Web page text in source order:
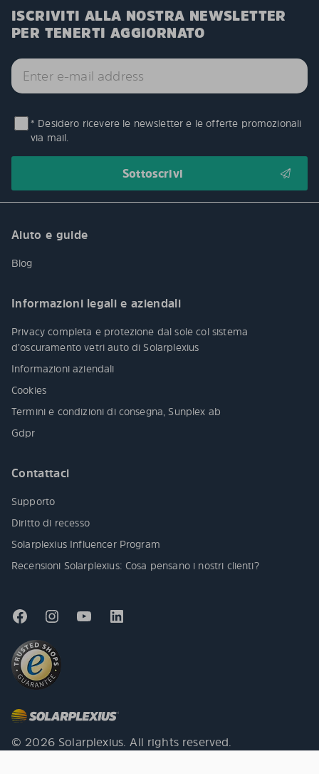
ISCRIVITI ALLA NOSTRA NEWSLETTER
PER TENERTI AGGIORNATO
* Desidero ricevere le newsletter e le offerte promozionali
via mail.
Aiuto e guide
Blog
Informazioni legali e aziendali
Privacy completa e protezione dal sole col sistema
d’oscuramento vetri auto di Solarplexius
Informazioni aziendali
Cookies
Termini e condizioni di consegna, Sunplex ab
Gdpr
Contattaci
Supporto
Diritto di recesso
Solarplexius Influencer Program
Recensioni Solarplexius: Cosa pensano i nostri clienti?
© 2026 Solarplexius. All rights reserved.